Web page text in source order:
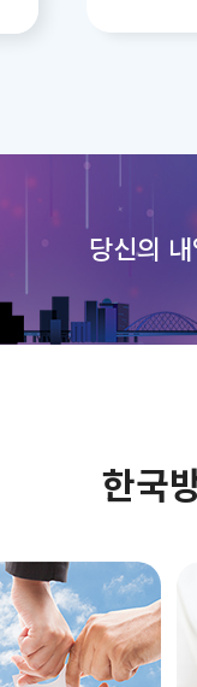
당신의
한국